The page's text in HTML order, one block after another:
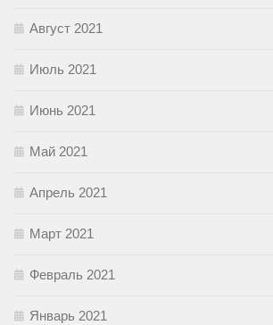
Август 2021
Июль 2021
Июнь 2021
Май 2021
Апрель 2021
Март 2021
Февраль 2021
Январь 2021